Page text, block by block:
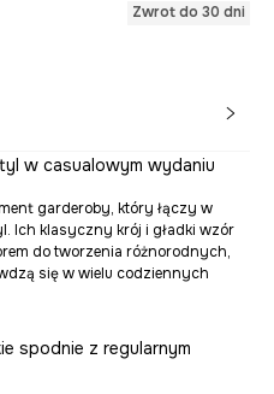
Zwrot do 30 dni
w casualowym wydaniu
garderoby, który łączy w
Ich klasyczny krój i gładki wzór
do tworzenia różnorodnych,
się w wielu codziennych
spodnie z regularnym